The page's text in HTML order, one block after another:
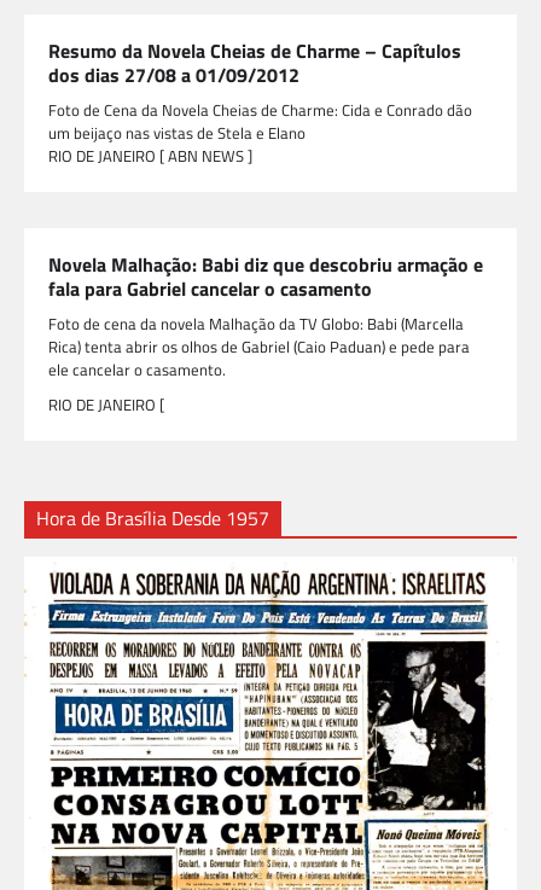
Resumo da Novela Cheias de Charme – Capítulos
dos dias 27/08 a 01/09/2012
Foto de Cena da Novela Cheias de Charme: Cida e Conrado dão
um beijaço nas vistas de Stela e Elano
RIO DE JANEIRO [ ABN NEWS ]
Novela Malhação: Babi diz que descobriu armação e
fala para Gabriel cancelar o casamento
Foto de cena da novela Malhação da TV Globo: Babi (Marcella
Rica) tenta abrir os olhos de Gabriel (Caio Paduan) e pede para
ele cancelar o casamento.
RIO DE JANEIRO [
Hora de Brasília Desde 1957